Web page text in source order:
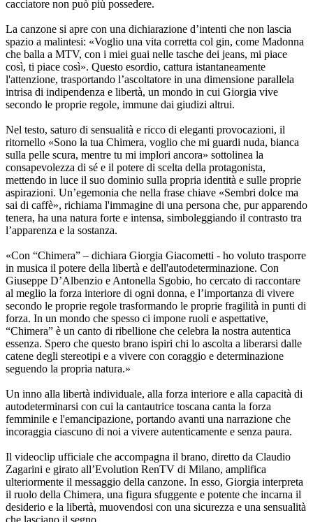
cacciatore non può più possedere.
La canzone si apre con una dichiarazione d’intenti che non lascia
spazio a malintesi: «Voglio una vita corretta col gin, come Madonna
che balla a MTV, con i miei guai nelle tasche dei jeans, mi piace
così, ti piace così». Questo esordio, cattura istantaneamente
l'attenzione, trasportando l’ascoltatore in una dimensione parallela
intrisa di indipendenza e libertà, un mondo in cui Giorgia vive
secondo le proprie regole, immune dai giudizi altrui.
Nel testo, saturo di sensualità e ricco di eleganti provocazioni, il
ritornello «Sono la tua Chimera, voglio che mi guardi nuda, bianca
sulla pelle scura, mentre tu mi implori ancora» sottolinea la
consapevolezza di sé e il potere di scelta della protagonista,
mettendo in luce il suo dominio sulla propria identità e sulle proprie
aspirazioni. Un’egemonia che nella frase chiave «Sembri dolce ma
sai di caffè», richiama l'immagine di una persona che, pur apparendo
tenera, ha una natura forte e intensa, simboleggiando il contrasto tra
l’apparenza e la sostanza.
«Con “Chimera” – dichiara Giorgia Giacometti - ho voluto trasporre
in musica il potere della libertà e dell'autodeterminazione. Con
Giuseppe D’Albenzio e Antonella Sgobio, ho cercato di raccontare
al meglio la forza interiore di ogni donna, e l’importanza di vivere
secondo le proprie regole trasformando le proprie fragilità in punti di
forza. In un mondo che spesso ci impone ruoli e aspettative,
“Chimera” è un canto di ribellione che celebra la nostra autentica
essenza. Spero che questo brano ispiri chi lo ascolta a liberarsi dalle
catene degli stereotipi e a vivere con coraggio e determinazione
seguendo la propria natura.»
Un inno alla libertà individuale, alla forza interiore e alla capacità di
autodeterminarsi con cui la cantautrice toscana canta la forza
femminile e l'emancipazione, portando avanti una narrazione che
incoraggia ciascuno di noi a vivere autenticamente e senza paura.
Il videoclip ufficiale che accompagna il brano, diretto da Claudio
Zagarini e girato all’Evolution RenTV di Milano, amplifica
ulteriormente il messaggio della canzone. In esso, Giorgia interpreta
il ruolo della Chimera, una figura sfuggente e potente che incarna il
desiderio e la libertà, muovendosi con una sicurezza e una sensualità